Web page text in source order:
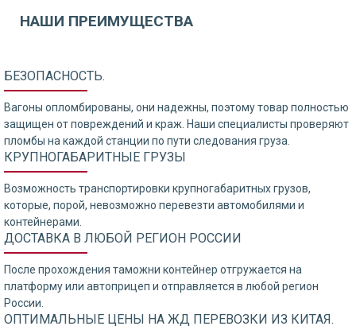
НАШИ ПРЕИМУЩЕСТВА
БЕЗОПАСНОСТЬ.
Вагоны опломбированы, они надежны, поэтому товар полностью
защищен от повреждений и краж. Наши специалисты проверяют
пломбы на каждой станции по пути следования груза.
КРУПНОГАБАРИТНЫЕ ГРУЗЫ
Возможность транспортировки крупногабаритных грузов,
которые, порой, невозможно перевезти автомобилями и
контейнерами.
ДОСТАВКА В ЛЮБОЙ РЕГИОН РОССИИ
После прохождения таможни контейнер отгружается на
платформу или автоприцеп и отправляется в любой регион
России.
ОПТИМАЛЬНЫЕ ЦЕНЫ НА ЖД ПЕРЕВОЗКИ ИЗ КИТАЯ.